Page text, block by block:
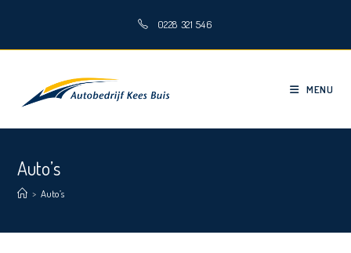
0228 321 546
MENU
Auto’s
> Auto’s